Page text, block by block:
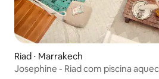
Riad ⋅ Marrakech
Josephine - Riad com piscina